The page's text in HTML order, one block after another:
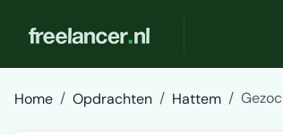
Home Opdrachten Hattem